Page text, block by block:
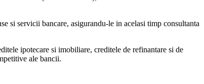
si servicii bancare, asigurandu-le in acelasi timp consultanta
ipotecare si imobiliare, creditele de refinantare si de
ale bancii.